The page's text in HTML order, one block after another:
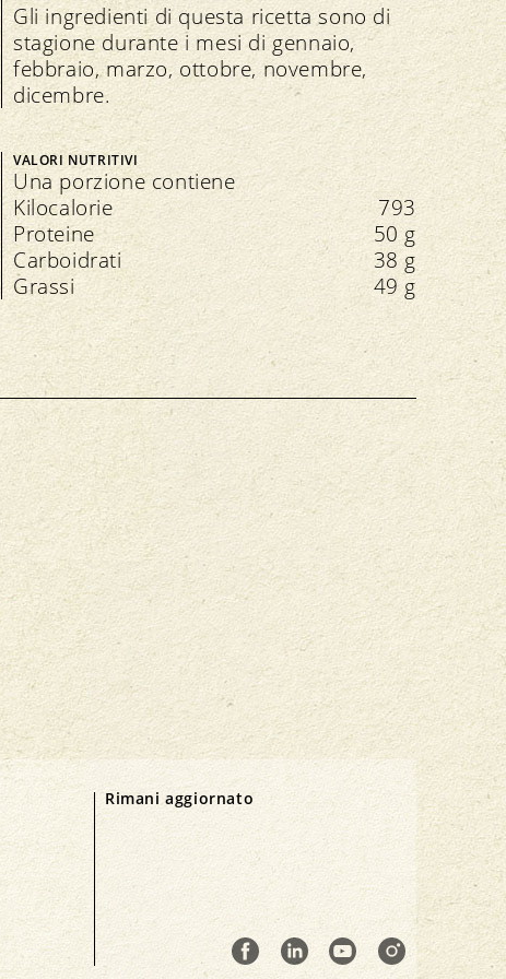
Gli ingredienti di questa ricetta sono di
stagione durante i mesi di gennaio,
febbraio, marzo, ottobre, novembre,
dicembre.
VALORI NUTRITIVI
Una porzione contiene
Kilocalorie
793
Proteine
50 g
Carboidrati
38 g
Grassi
49 g
Rimani aggiornato